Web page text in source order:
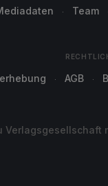
Team
AGB
Verlagsgesellschaft